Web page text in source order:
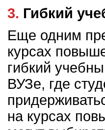
3. Гибкий
Еще одним
курсах
гибкий
ВУЗе, где
на курсах